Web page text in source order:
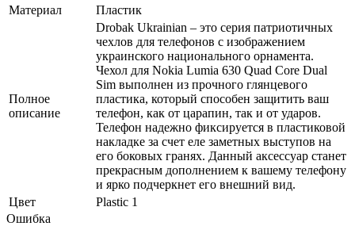
Материал
Пластик
Полное
описание
Drobak Ukrainian – это серия патриотичных
чехлов для телефонов с изображением
украинского национального орнамента.
Чехол для Nokia Lumia 630 Quad Core Dual
Sim выполнен из прочного глянцевого
пластика, который способен защитить ваш
телефон, как от царапин, так и от ударов.
Телефон надежно фиксируется в пластиковой
накладке за счет еле заметных выступов на
его боковых гранях. Данный аксессуар станет
прекрасным дополнением к вашему телефону
и ярко подчеркнет его внешний вид.
Цвет
Plastic 1
Ошибка